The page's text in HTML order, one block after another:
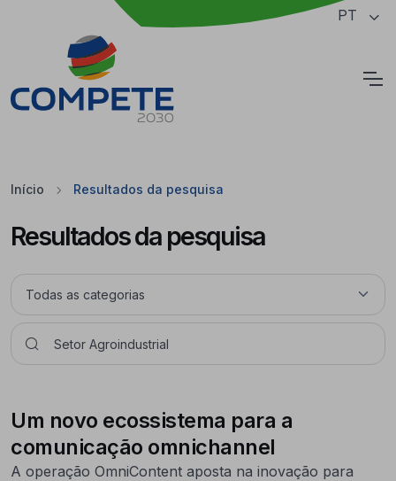
Saltar para o conteúdo principal da página PT
Início Resultados da pesquisa
Resultados da pesquisa
Um novo ecossistema para a
comunicação omnichannel
A operação OmniContent aposta na inovação para